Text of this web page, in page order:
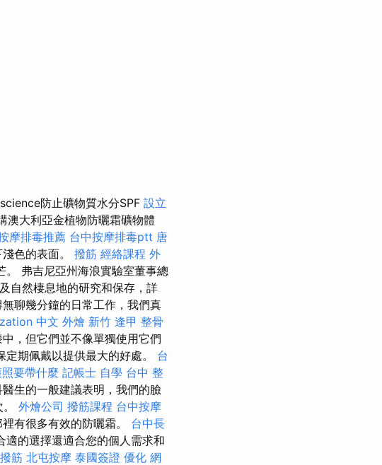
防止礦物質水分SPF 設立
澳大利亞金植物防曬霜礦物體
摩排毒推薦 台中按摩排毒ptt 唐
色的表面。 撥筋 經絡課程 外
。 弗吉尼亞州海浪實驗室董事總
自然棲息地的研究和保存，詳
聊幾分鐘的日常工作，我們真
中文 外燴 新竹 逢甲 整骨
，但它們並不像單獨使用它們
期佩戴以提供最大的好處。 台
要帶什麼 記帳士 自學 台中 整
生的一般建議表明，我們的臉
外燴公司 撥筋課程 台中按摩
有很多有效的防曬霜。 台中長
的選擇還適合您的個人需求和
筋 北屯按摩 泰國簽證 優化 網